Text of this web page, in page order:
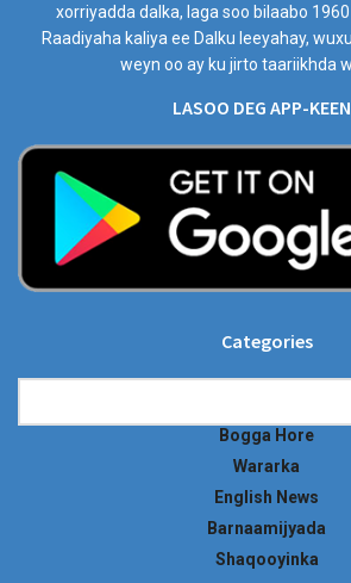
xorriyadda dalka, laga soo bilaabo
Raadiyaha kaliya ee Dalku leeyahay,
weyn oo ay ku jirto taariikhda
LASOO DEG APP-
Categories
Bogga Hore
Wararka
English News
Barnaamijyada
Shaqooyinka